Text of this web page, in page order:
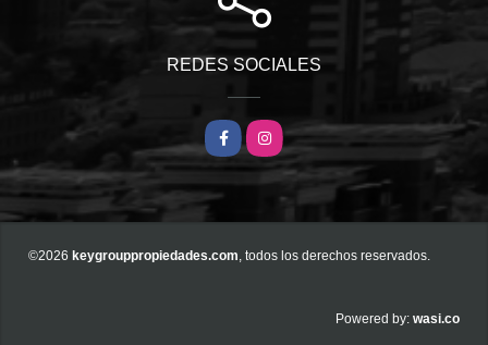
REDES SOCIALES
FacebookInstagram
©2026 keygrouppropiedades.com, todos los derechos reservados.
Powered by: wasi.co